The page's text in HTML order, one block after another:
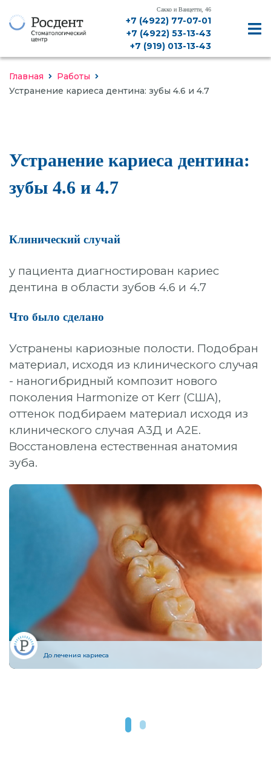
Сакко и Ванцетти, 46
+7 (4922) 77-07-01
+7 (4922) 53-13-43
+7 (919) 013-13-43
ДИАГНОСТИКА, КТ, РЕНТГЕН
ЛЕЧЕНИЕ ЗУБОВ
ИМПЛАНТАЦИЯ
УДАЛЕНИЕ ЗУБОВ
ОТБЕЛИВАНИЕ
ГИГИЕНА
ДЕТСКАЯ СТОМАТОЛОГИЯ
ХИРУРГИЧЕСКАЯ СТОМАТОЛОГИЯ
Компьютерная томография
Прицельный снимок (1 зуб)
Составление плана операции по результатам КТ
Панорамный снимок (все зубы)
3D-диагностика
Главная
Работы
Устранение кариеса дентина: зубы 4.6 и 4.7
Устранение кариеса дентина:
зубы 4.6 и 4.7
Клинический случай
у пациента диагностирован кариес
дентина в области зубов 4.6 и 4.7
Что было сделано
Устранены кариозные полости. Подобран
материал, исходя из клинического случая
- наногибридный композит нового
поколения Harmonize от Kerr (США),
оттенок подбираем материал исходя из
клинического случая А3Д и А2Е.
Восстановлена естественная анатомия
зуба.
До лечения кариеса